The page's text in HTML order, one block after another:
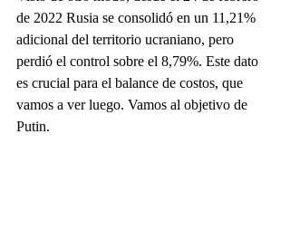
de 2022 Rusia se consolidó en un 11,21%
adicional del territorio ucraniano, pero
perdió el control sobre el 8,79%. Este dato
es crucial para el balance de costos, que
vamos a ver luego. Vamos al objetivo de
Putin.